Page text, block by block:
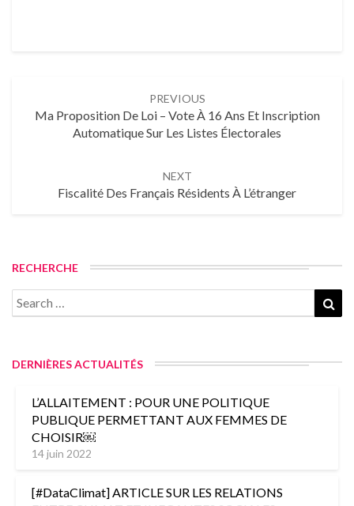
PREVIOUS
Ma Proposition De Loi – Vote À 16 Ans Et Inscription
Automatique Sur Les Listes Électorales
NEXT
Fiscalité Des Français Résidents À L’étranger
RECHERCHE
DERNIÈRES ACTUALITÉS
L’ALLAITEMENT : POUR UNE POLITIQUE
PUBLIQUE PERMETTANT AUX FEMMES DE
CHOISIR￼
14 juin 2022
[#DataClimat] ARTICLE SUR LES RELATIONS